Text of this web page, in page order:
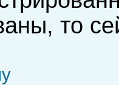
то